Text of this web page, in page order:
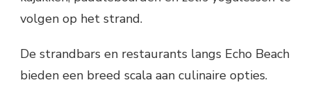
volgen op het strand.
De strandbars en restaurants langs Echo Beach
bieden een breed scala aan culinaire opties.